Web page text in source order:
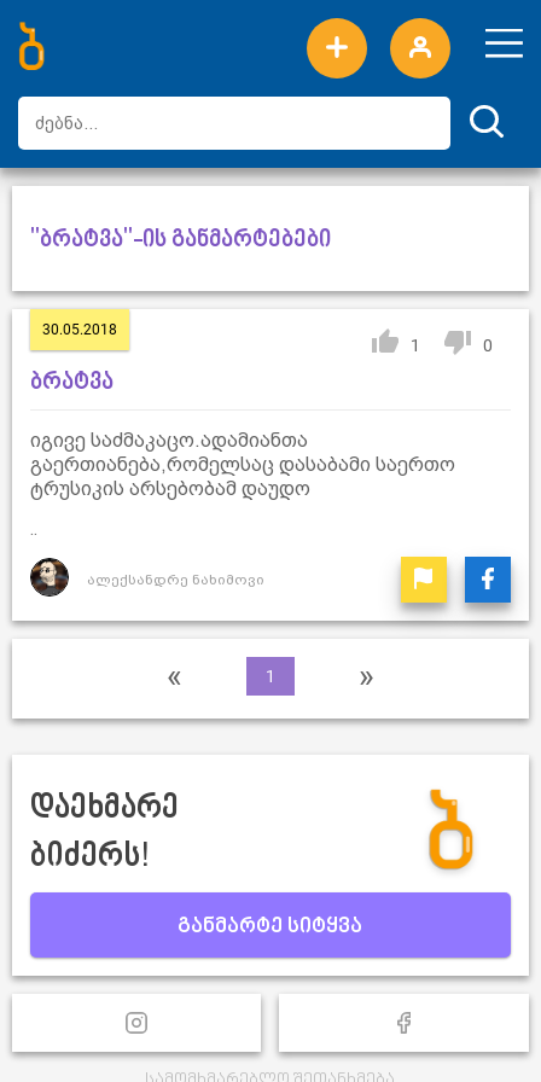
ახალი სიტყვები
ტოპ სიტყვები
დღის ტოპ სიტყვები
ტოპ მომხმარებლები
"ბრატვა"-ის განმარტებები
30.05.2018
1 0
ბრატვა
იგივე საძმაკაცო.ადამიანთა
გაერთიანება,რომელსაც დასაბამი საერთო
ტრუსიკის არსებობამ დაუდო
ალექსანდრე ნახიმოვი
« 1 »
დაეხმარე
ბიძერს!
განმარტე სიტყვა